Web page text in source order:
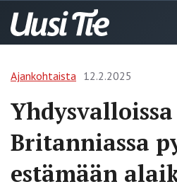
Ajankohtaista 12.2.2025
Yhdysvalloissa
Britanniassa
estämään